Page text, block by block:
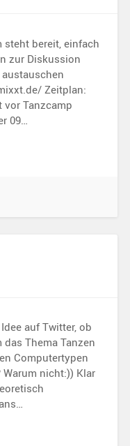
steht bereit, einfach
zur Diskussion
Zeitplan:
vor Tanzcamp
09…
auf Twitter, ob
Thema Tanzen
Computertypen
nicht:)) Klar